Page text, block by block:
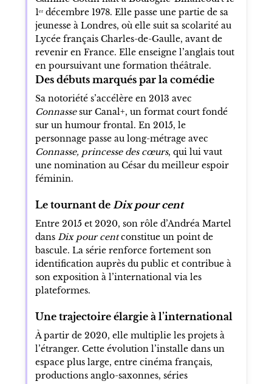
1ᵉʳ décembre 1978. Elle passe une partie de sa
jeunesse à Londres, où elle suit sa scolarité au
Lycée français Charles-de-Gaulle, avant de
revenir en France. Elle enseigne l’anglais tout
en poursuivant une formation théâtrale.
Des débuts marqués par la comédie
Sa notoriété s’accélère en 2013 avec
Connassesur Canal+, un format court fondé
sur un humour frontal. En 2015, le
personnage passe au long-métrage avec
Connasse, princesse des cœurs, qui lui vaut
une nomination au César du meilleur espoir
féminin.
Le tournant de Dix pour cent
Entre 2015 et 2020, son rôle d’Andréa Martel
dans Dix pour centconstitue un point de
bascule. La série renforce fortement son
identification auprès du public et contribue à
son exposition à l’international via les
plateformes.
Une trajectoire élargie à l’international
À partir de 2020, elle multiplie les projets à
l’étranger. Cette évolution l’installe dans un
espace plus large, entre cinéma français,
productions anglo-saxonnes, séries